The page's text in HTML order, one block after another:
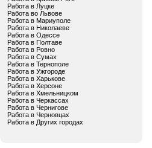
Работа в Луцке
Работа во Львове
Работа в Мариуполе
Работа в Николаеве
Работа в Одессе
Работа в Полтаве
Работа в Ровно
Работа в Сумах
Работа в Тернополе
Работа в Ужгороде
Работа в Харькове
Работа в Херсоне
Работа в Хмельницком
Работа в Черкассах
Работа в Чернигове
Работа в Черновцах
Работа в Других городах